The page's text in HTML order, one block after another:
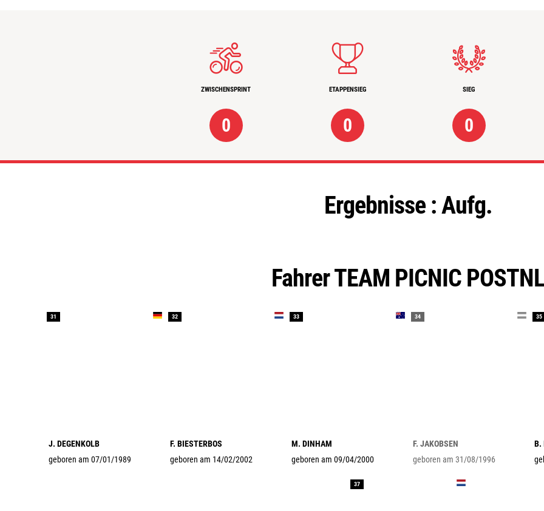
ZWISCHENSPRINT
0
ETAPPENSIEG
0
SIEG
0
Ergebnisse :Aufg.
Fahrer TEAM PICNIC POSTNL
31
J. DEGENKOLB
geboren am 07/01/1989
32
F. BIESTERBOS
geboren am 14/02/2002
33
M. DINHAM
geboren am 09/04/2000
34
F. JAKOBSEN
geboren am 31/08/1996
35
B.
37